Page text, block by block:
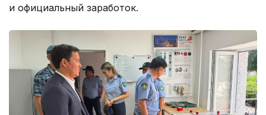
и официальный заработок.